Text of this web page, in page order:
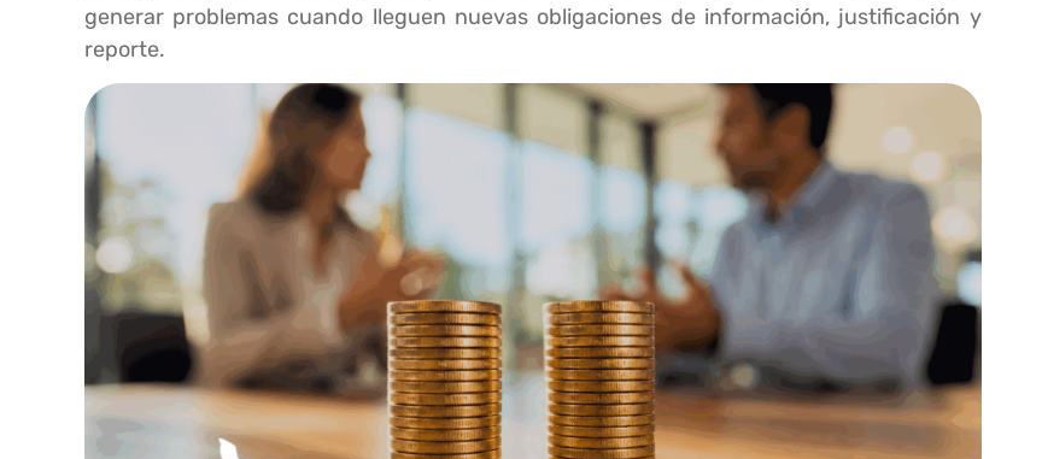
generar problemas cuando lleguen nuevas obligaciones de información, justificación y
reporte.